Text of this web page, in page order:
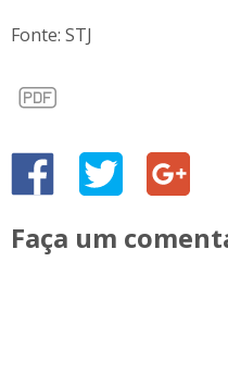
Fonte: STJ
Faça um